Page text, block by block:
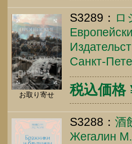
お取り寄せ
S3289： ロ
Санкт-
税込価格
S3288： 酒
Жегалин